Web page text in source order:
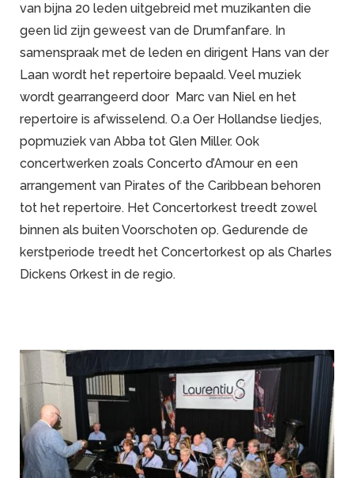
van bijna 20 leden uitgebreid met muzikanten die
geen lid zijn geweest van de Drumfanfare. In
samenspraak met de leden en dirigent Hans van der
Laan wordt het repertoire bepaald. Veel muziek
wordt gearrangeerd door Marc van Niel en het
repertoire is afwisselend. O.a Oer Hollandse liedjes,
popmuziek van Abba tot Glen Miller. Ook
concertwerken zoals Concerto d’Amour en een
arrangement van Pirates of the Caribbean behoren
tot het repertoire. Het Concertorkest treedt zowel
binnen als buiten Voorschoten op. Gedurende de
kerstperiode treedt het Concertorkest op als Charles
Dickens Orkest in de regio.